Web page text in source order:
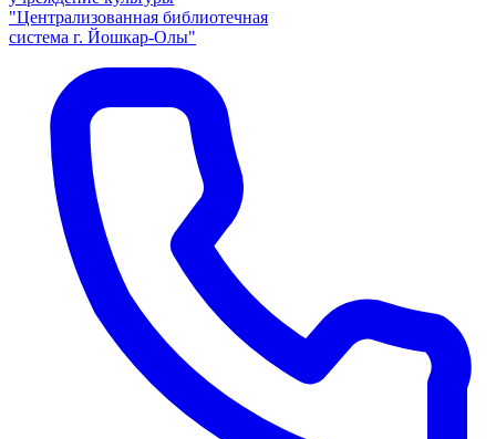
"Централизованная библиотечная
система г. Йошкар-Олы"